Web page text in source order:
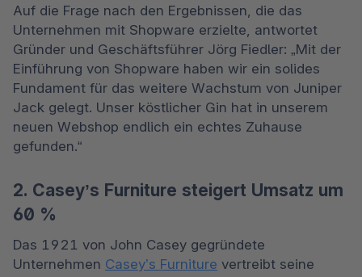
Auf die Frage nach den Ergebnissen, die das
Unternehmen mit Shopware erzielte, antwortet
Gründer und Geschäftsführer Jörg Fiedler: „Mit der
Einführung von Shopware haben wir ein solides
Fundament für das weitere Wachstum von Juniper
Jack gelegt. Unser köstlicher Gin hat in unserem
neuen Webshop endlich ein echtes Zuhause
gefunden.“
2. Casey’s Furniture steigert Umsatz um
60 %
Das 1921 von John Casey gegründete
Unternehmen Casey’s Furniture vertreibt seine